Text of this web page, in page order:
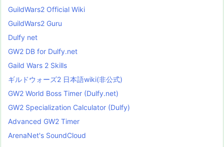
GuildWars2 Official Wiki
GuildWars2 Guru
Dulfy net
GW2 DB for Dulfy.net
Gaild Wars 2 Skills
ギルドウォーズ2 日本語wiki(非公式)
GW2 World Boss Timer (Dulfy.net)
GW2 Specialization Calculator (Dulfy)
Advanced GW2 Timer
ArenaNet's SoundCloud